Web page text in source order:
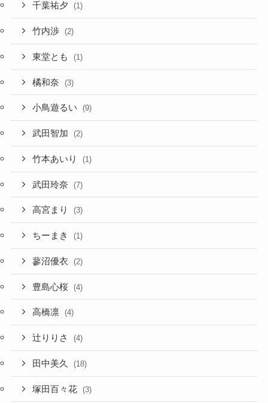
千葉祐夕 (1)
竹内渉 (2)
東堂とも (1)
橘和奈 (3)
小鳥遊るい (9)
武田智加 (2)
竹本あいり (1)
武田玲奈 (7)
高宮まり (3)
ちーまき (1)
蓼沼優衣 (2)
豊島心桜 (4)
高橋凛 (4)
辻りりさ (4)
田中美久 (18)
塚田百々花 (3)